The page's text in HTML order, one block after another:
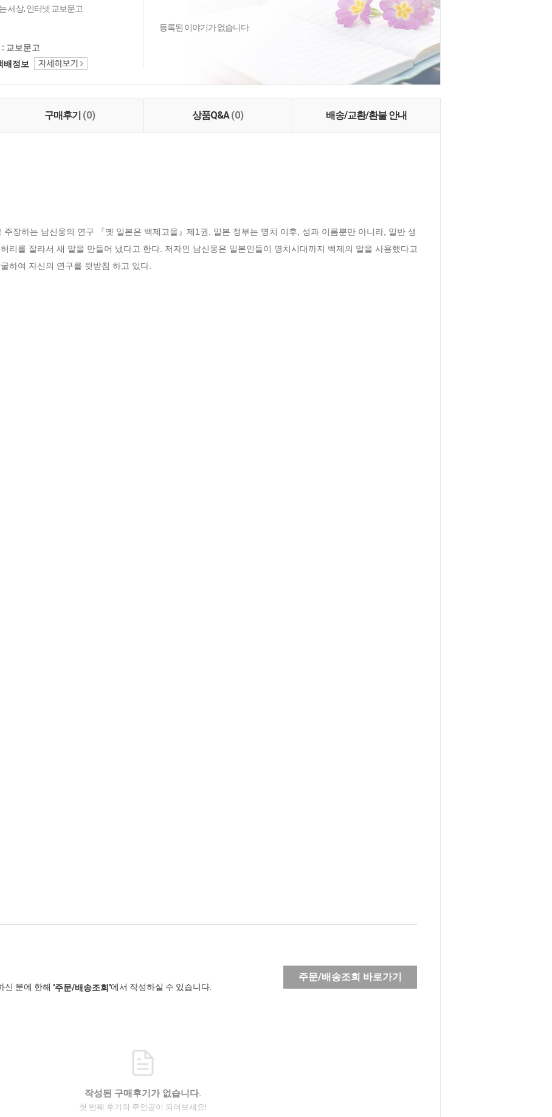
세상, 인터넷 교보문고
교보문고
배정보
등록된 이야기가 없습니다.
구매후기 (0) 상품Q&A(0) 배송/교환/환불 안내
장하는 남신웅의 연구 『옛 일본은 백제고을』제1권. 일본 정부는 명치 이후, 성과 이름뿐만 아니라, 일반 생
리를 잘라서 새 말을 만들어 냈다고 한다. 저자인 남신웅은 일본인들이 명치시대까지 백제의 말을 사용했다고
하여 자신의 연구를 뒷받침 하고 있다.
신 분에 한해 '주문/배송조회'에서 작성하실 수 있습니다.
주문/배송조회 바로가기
작성된 구매후기가 없습니다.
첫 번째 후기의 주인공이 되어보세요!